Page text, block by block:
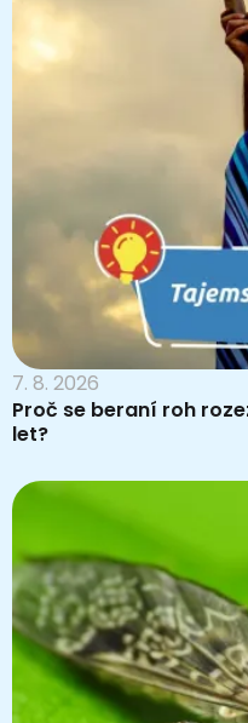
7. 8. 2026
Proč se beraní roh
let?